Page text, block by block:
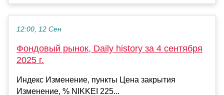
12:00, 12 Сен
Фондовый рынок, Daily history за 4 сентября
2025 г.
Индекс Изменение, пункты Цена закрытия
Изменение, % NIKKEI 225...